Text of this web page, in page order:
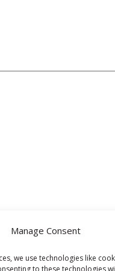
Manage Consent
we use technologies like
to these technologies